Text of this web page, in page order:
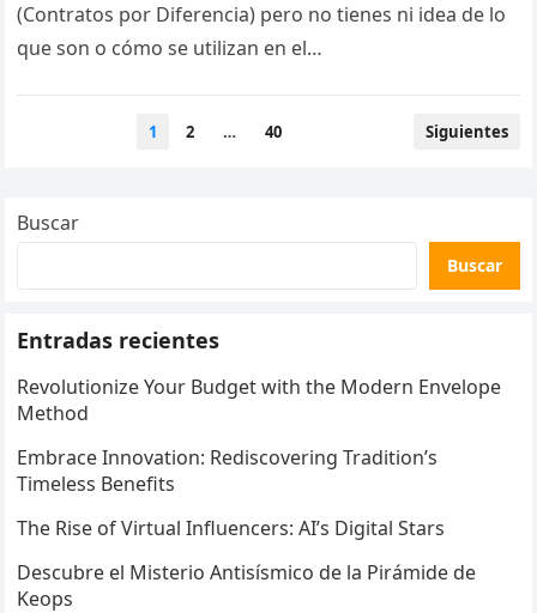
(Contratos por Diferencia) pero no tienes ni idea de lo
que son o cómo se utilizan en el…
1 2 … 40 Siguientes
Buscar
Buscar
Entradas recientes
Revolutionize Your Budget with the Modern Envelope
Method
Embrace Innovation: Rediscovering Tradition’s
Timeless Benefits
The Rise of Virtual Influencers: AI’s Digital Stars
Descubre el Misterio Antisísmico de la Pirámide de
Keops